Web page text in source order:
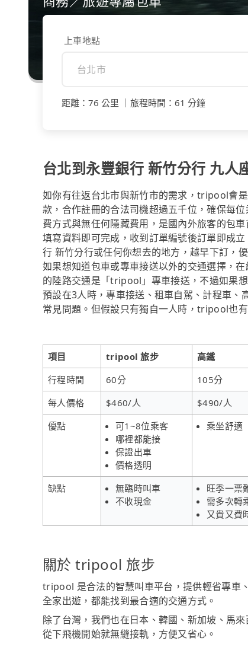
上車地點
距離 ： 76 公里 旅程時間 ： 61 分鐘
台北到永豐銀行 新竹分行 九
如你有往返台北市與新竹市的需求，tripool會
款，合作註冊的合法司機超過五千位，確保每
費方式與無任何隱藏費用，是國內外旅客的包
填寫資料即可完成，收到訂單編號後訂單即成
行 新竹分行或任何你想去的地方，越早下訂，
如果想知道包車或專車接送以外的交通選擇，
的陸路交通是「tripool」專車接送，不過如果
預設在3人時，專車接送、租車自駕、計程車、
常見問題。但假設只有獨自一人時，tripool也
項目 tripool 旅步 高鐵
行程時間
60分 105分
每人價格
$460/人 $490/人
優點
可1~8位乘客
哪裡都能接
保證出車
價格透明
乘坐舒適
缺點
無臨時叫車
不收現金
旺季一票
需多次轉
又貴又費
關於 tripool 旅步
tripool 是合法的智慧叫車平台，提供輕省專車
全家出遊，都能找到最合適的交通方式。
除了台灣，我們也在日本、韓國、新加坡、馬
從下飛機開始就無縫接軌，方便又省心。